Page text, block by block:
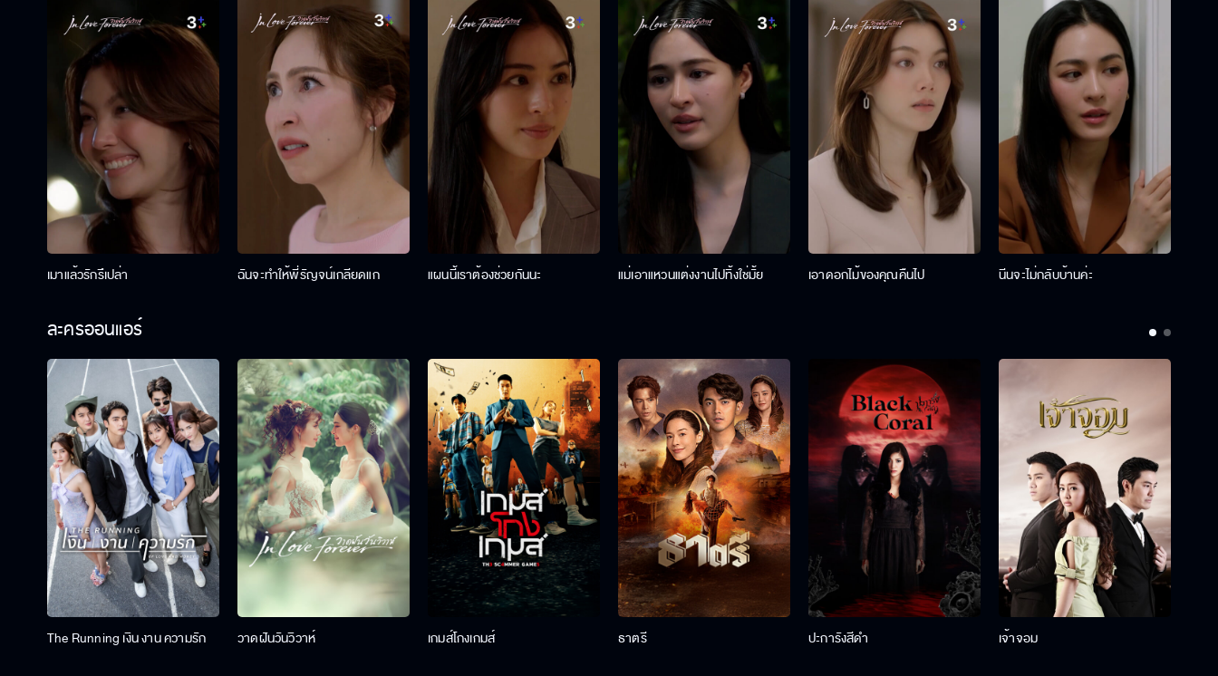
เมาแล้วรักรึเปล่า ฉันจะทำให้พี่รัญจน์เกลียดแก แผนนี้เราต้องช่วยกันนะ แม่เอาแหวนแต่งงานไปทิ้งใช่มั้ย เอาดอกไม้ของคุณคืนไป นีนจะไม่กลับบ้านค่ะ
ละครออนแอร์
The Running เงิน งาน ความรัก วาดฝันวันวิวาห์ เกมส์โกงเกมส์ ธาตรี ปะการังสีดำ เจ้าจอม